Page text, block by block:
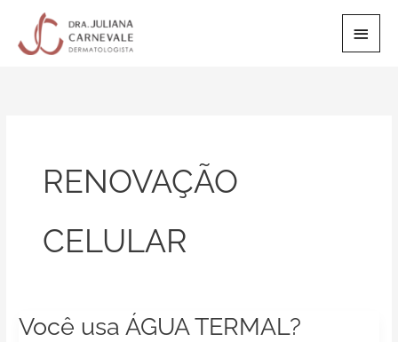
RENOVAÇÃO
CELULAR
Você usa ÁGUA TERMAL?
Você